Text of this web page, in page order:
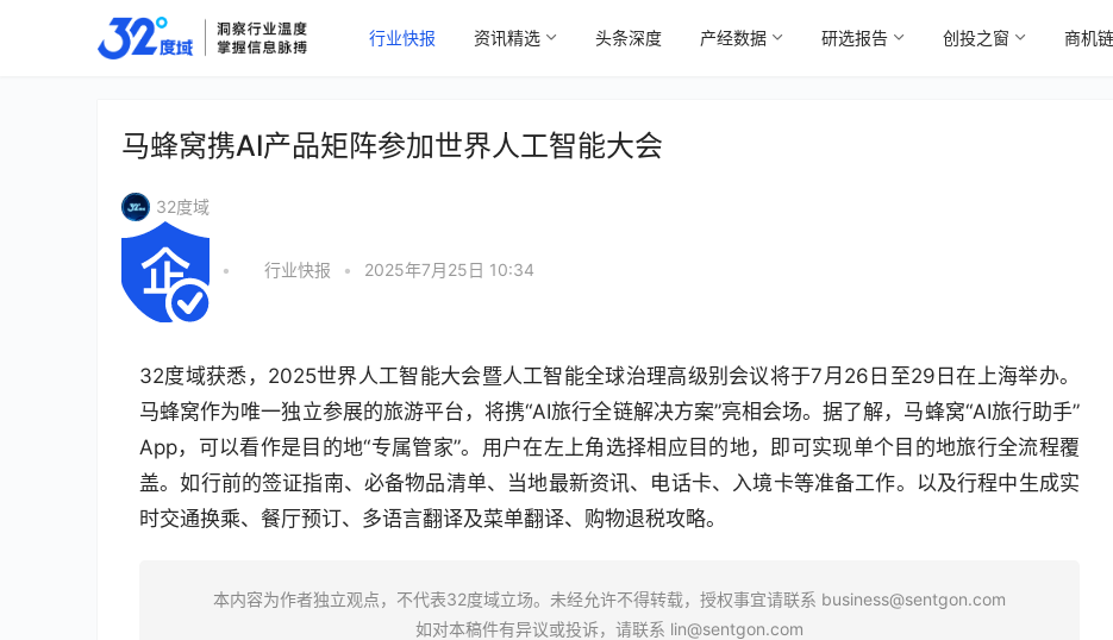
行业快报 资讯精选 头条深度 产经数据 研选报告 创投之窗 商机
马蜂窝携AI产品矩阵参加世界人工智能大会
32度域
• 行业快报 • 2025年7月25日 10:34
32度域获悉，2025世界人工智能大会暨人工智能全球治理高级别会议将于7月26日至29日在上海举办。
马蜂窝作为唯一独立参展的旅游平台，将携“AI旅行全链解决方案”亮相会场。据了解，马蜂窝“AI旅行助手”
App，可以看作是目的地“专属管家”。用户在左上角选择相应目的地，即可实现单个目的地旅行全流程覆
盖。如行前的签证指南、必备物品清单、当地最新资讯、电话卡、入境卡等准备工作。以及行程中生成实
时交通换乘、餐厅预订、多语言翻译及菜单翻译、购物退税攻略。
本内容为作者独立观点，不代表32度域立场。未经允许不得转载，授权事宜请联系 business@sentgon.com
如对本稿件有异议或投诉，请联系 lin@sentgon.com